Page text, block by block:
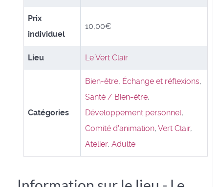
Prix
individuel
10,00€
Lieu Le Vert Clair
Catégories
Bien-être, Échange et réflexions,
Santé / Bien-être,
Développement personnel,
Comité d'animation, Vert Clair,
Atelier, Adulte